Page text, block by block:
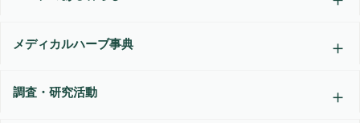
メディカルハーブ事典
調査・研究活動